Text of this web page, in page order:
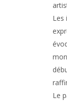
Les
Le